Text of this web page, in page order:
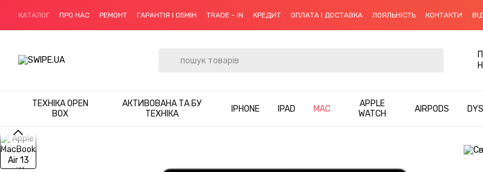
КАТАЛОГ ПРО НАС РЕМОНТ ГАРАНТІЯ І ОБМІН TRADE - IN КРЕДИТ ОПЛАТА І ДОСТАВКА ЛОЯЛЬНІСТЬ КОНТАКТИ
ТЕХНІКА OPEN
BOX
АКТИВОВАНА ТА БУ
ТЕХНІКА
IPHONE IPAD MAC
APPLE
WATCH
AIRPODS